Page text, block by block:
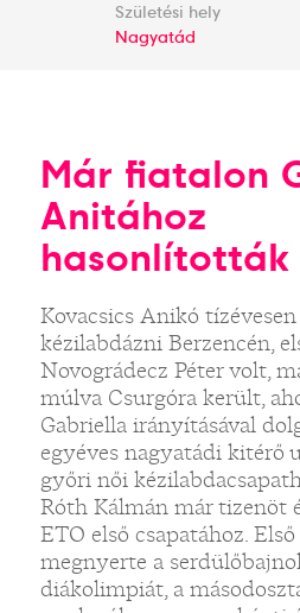
Születési hely
Nagyatád
Már fiatalon
Anitához
hasonlították
Kovacsics Anikó
kézilabdázni Berzencén,
Novográdecz Péter volt,
múlva Csurgóra került,
Gabriella irányításával
egyéves nagyatádi kitérő
győri női
Róth Kálmán már tizenöt
ETO első csapatához.
megnyerte a
diákolimpiát, a